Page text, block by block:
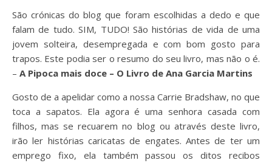
São crónicas do blog que foram escolhidas a dedo e que
falam de tudo. SIM, TUDO! São histórias de vida de uma
jovem solteira, desempregada e com bom gosto para
trapos. Este podia ser o resumo do seu livro, mas não o é.
– A Pipoca mais doce – O Livro de Ana Garcia Martins
Gosto de a apelidar como a nossa Carrie Bradshaw, no que
toca a sapatos. Ela agora é uma senhora casada com
filhos, mas se recuarem no blog ou através deste livro,
irão ler histórias caricatas de engates. Antes de ter um
emprego fixo, ela também passou os ditos recibos